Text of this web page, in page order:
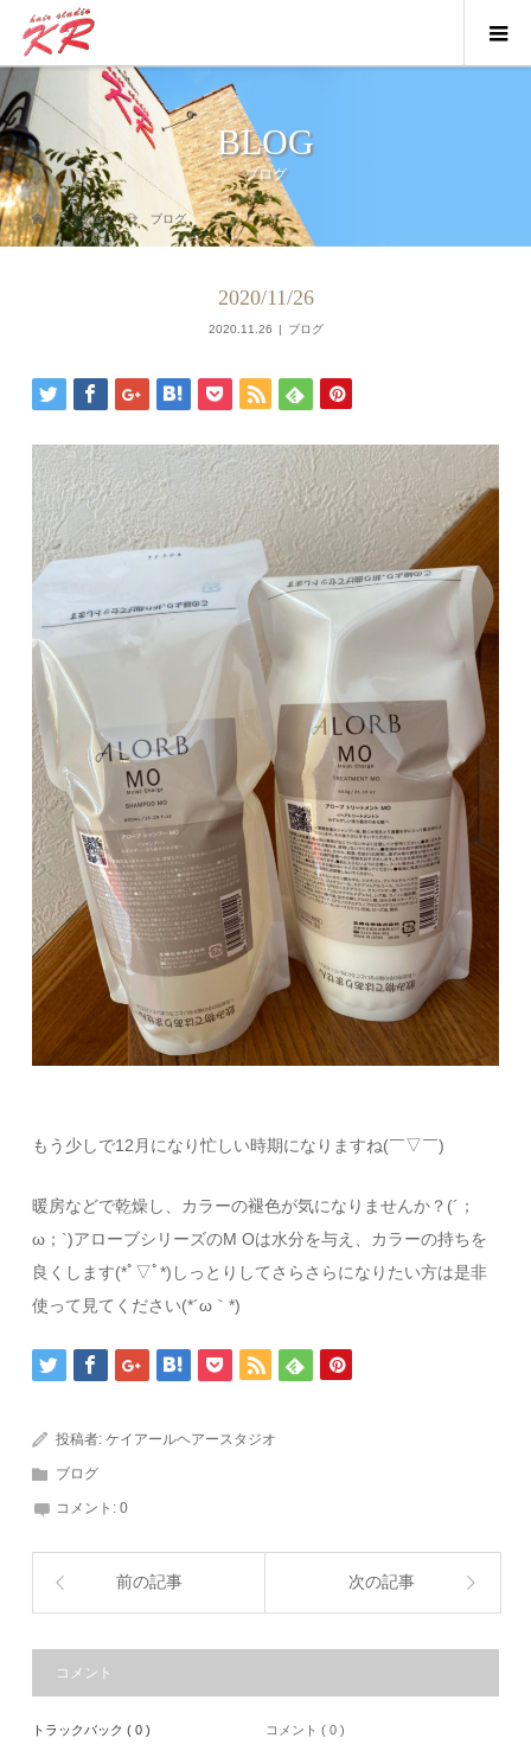
BLOG
ブログ
ブログ ブログ
2020/11/26
2020.11.26 ブログ
もう少しで12月になり忙しい時期になりますね(￣▽￣)
暖房などで乾燥し、カラーの褪色が気になりませんか？(´；
ω；`)アローブシリーズのM Oは水分を与え、カラーの持ちを
良くします(*ﾟ▽ﾟ*)しっとりしてさらさらになりたい方は是非
使って見てください(*´ω｀*)
投稿者:ケイアールヘアースタジオ
ブログ
コメント:0
前の記事 次の記事
コメント
トラックバック ( 0 ) コメント ( 0 )